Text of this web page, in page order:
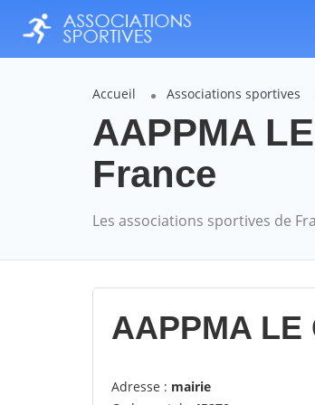
Accueil Associations sportives
AAPPMA
France
Les associations sportives de
AAPPMA LE
Adresse : mairie